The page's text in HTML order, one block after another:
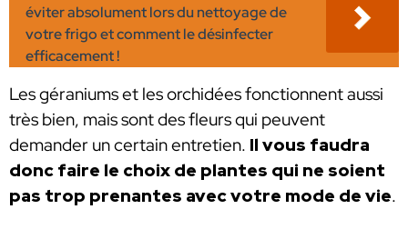
éviter absolument lors du nettoyage de
votre frigo et comment le désinfecter
efficacement !
Les géraniums et les orchidées fonctionnent aussi
très bien, mais sont des fleurs qui peuvent
demander un certain entretien. Il vous faudra
donc faire le choix de plantes qui ne soient
pas trop prenantes avec votre mode de vie.